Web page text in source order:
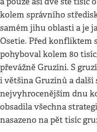
kolem správního
samém jihu oblasti a je
Osetie. Před konfliktem
pohyboval kolem 80
převážně Gruzíni. S
i většina Gruzínů a další
nejvyhrocenějším dnu
obsadila všechna
nasazeno na pět tisíc